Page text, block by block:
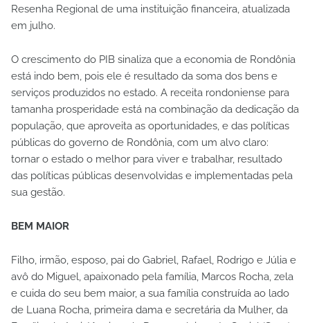
Resenha Regional de uma instituição financeira, atualizada
em julho.
O crescimento do PIB sinaliza que a economia de Rondônia
está indo bem, pois ele é resultado da soma dos bens e
serviços produzidos no estado. A receita rondoniense para
tamanha prosperidade está na combinação da dedicação da
população, que aproveita as oportunidades, e das políticas
públicas do governo de Rondônia, com um alvo claro:
tornar o estado o melhor para viver e trabalhar, resultado
das políticas públicas desenvolvidas e implementadas pela
sua gestão.
BEM MAIOR
Filho, irmão, esposo, pai do Gabriel, Rafael, Rodrigo e Júlia e
avô do Miguel, apaixonado pela família, Marcos Rocha, zela
e cuida do seu bem maior, a sua família construída ao lado
de Luana Rocha, primeira dama e secretária da Mulher, da